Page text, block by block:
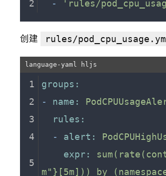
-
'rules/
创建 rules/
groups:
-
name:
rules:
-
alert:
expr:
m"}[5m]))
by